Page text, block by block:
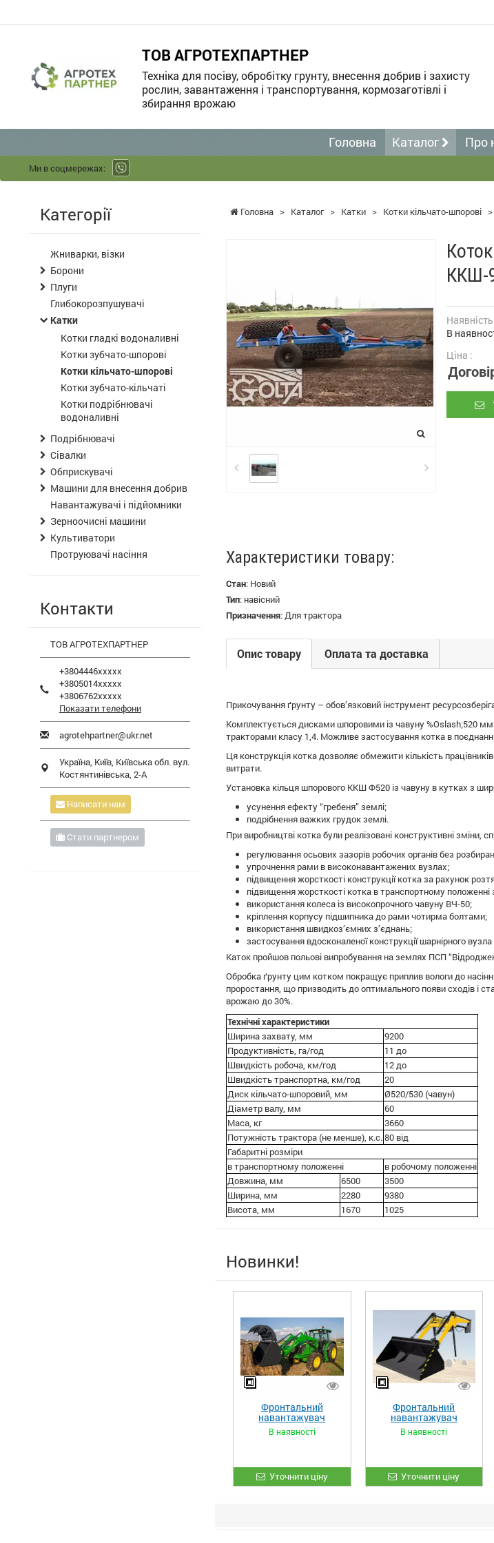
ТОВ АГРОТЕХПАРТНЕР
Техніка для посіву, обробітку грунту, внесення добрив і захисту
рослин, завантаження і транспортування, кормозаготівлі і
збирання врожаю
Головна Каталог Про
Ми в соцмережах:
Головна > Каталог > Катки > Котки кільчато-шпорові >
ККШ-
В
Ціна :
Характеристики товару:
Стан: Новий
Тип: навісний
Призначення:Для трактора
Опис товару Оплата та доставка
Прикочування ґрунту – обов’язковий інструмент
Комплектується дисками шпоровими із чавуну %Oslash;520 мм
тракторами класу 1,4. Можливе застосування котка в
Ця конструкція котка дозволяє обмежити кількість
витрати.
Установка кільця шпорового ККШ Ф520 із чавуну в кутках з
усунення ефекту “гребеня” землі;
подрібнення важких грудок землі.
При виробництві котка були реалізовані конструктивні зміни,
регулювання осьових зазорів робочих органів без
упрочнення рами в високонавантажених вузлах;
підвищення жорсткості конструкції котка за рахунок
підвищення жорсткості котка в транспортному
використання колеса із високопрочного чавуну ВЧ-50;
кріплення корпусу підшипника до рами чотирма болтами;
використання швидкоз’ємних з’єднань;
застосування вдосконаленої конструкції шарнірного
Каток пройшов польові випробування на землях ПСП
Обробка ґрунту цим котком покращує приплив вологи до
проростання, що призводить до оптимального появи сходів і
врожаю до 30%.
Технічні характеристики
Ширина захвату, мм
9200
Продуктивність, га/год
11 до
Швидкість робоча, км/год
12 до
Швидкість транспортна, км/год
20
Диск кільчато-шпоровий, мм
Ø520/530 (чавун)
Діаметр валу, мм
60
Маса, кг
3660
Потужність трактора (не менше), к.с.80 від
Габаритні розміри
в транспортному положенні
в робочому положенні
Довжина, мм
6500
3500
Ширина, мм
2280
9380
Висота, мм
1670 1025
Новинки!
Фронтальний
навантажувач
«STRONG XL»
В наявності
Уточнити ціну
Фронтальний
навантажувач
«STRONG»
В наявності
Уточнити ціну
Категорії
Жниварки, візки
Борони
Плуги
Глибокорозпушувачі
Катки
Котки гладкі водоналивні
Котки зубчато-шпорові
Котки кільчато-шпорові
Котки зубчато-кільчаті
Котки подрібнювачі
водоналивні
Подрібнювачі
Сівалки
Обприскувачі
Машини для внесення добрив
Навантажувачі і підйомники
Зерноочисні машини
Культиватори
Протруювачі насіння
Контакти
ТОВ АГРОТЕХПАРТНЕР
+3804446xxxxx
+3805014xxxxx
+3806762xxxxx
Показати телефони
agrotehpartner@ukr.net
Україна, Київ, Київська обл. вул.
Костянтинівська, 2-А
Написати нам
Стати партнером